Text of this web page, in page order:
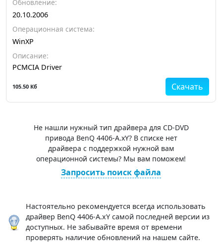
Обновление:
20.10.2006
Операционная система:
WinXP
Описание:
PCMCIA Driver
Скачать
105.50 Кб
Не нашли нужный тип драйвера для CD-DVD
привода BenQ 4406-A.xY? В списке нет
драйвера с поддержкой нужной вам
операционной системы? Мы вам поможем!
Запросить поиск файла
Настоятельно рекомендуется всегда использовать
драйвер BenQ 4406-A.xY самой последней версии из
доступных. Не забывайте время от времени
проверять наличие обновлений на нашем сайте.